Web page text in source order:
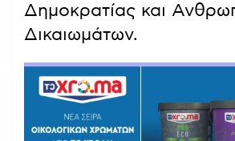
Δημοκρατίας και
Δικαιωμάτων.